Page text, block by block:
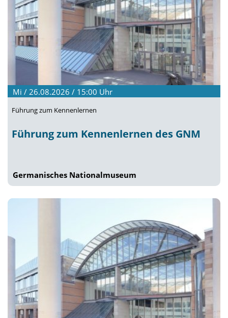
Mi / 26.08.2026 / 15:00 Uhr
Führung zum Kennenlernen
Führung zum Kennenlernen des GNM
Germanisches Nationalmuseum